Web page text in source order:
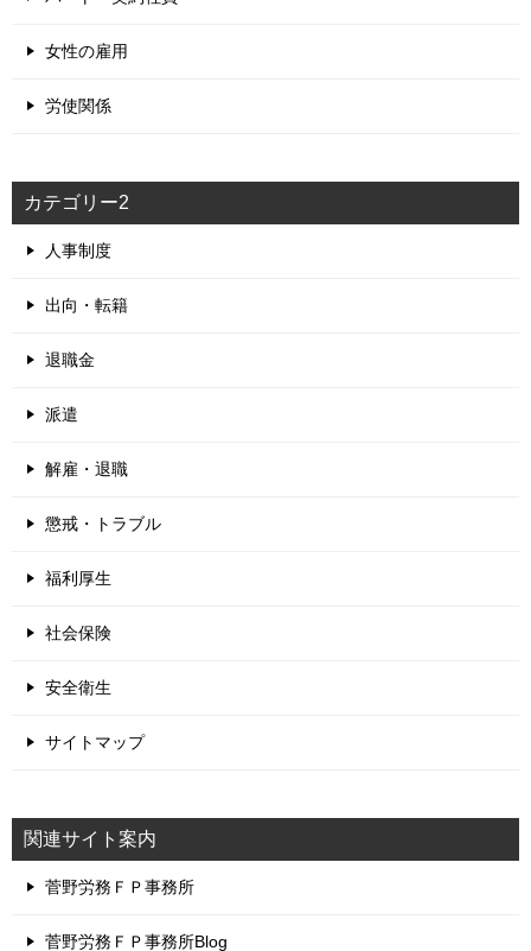
女性の雇用
労使関係
カテゴリー2
人事制度
出向・転籍
退職金
派遣
解雇・退職
懲戒・トラブル
福利厚生
社会保険
安全衛生
サイトマップ
関連サイト案内
菅野労務ＦＰ事務所
菅野労務ＦＰ事務所Blog